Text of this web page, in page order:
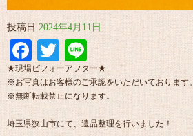
投稿日 2024年4月11日
Facebook
Twitter
Line
★現場ビフォーアフター★
※お写真はお客様のご承認をいただいております。
※無断転載禁止になります。
埼玉県狭山市にて、遺品整理を行いました！